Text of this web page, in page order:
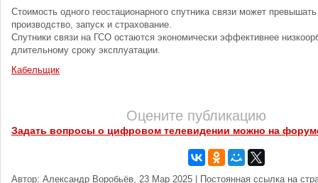
Стоимость одного геостационарного спутника связи может
производство, запуск и страхование.
Спутники связи на ГСО остаются экономически эффективнее
длительному сроку эксплуатации.
Кабельщик
Оцените публикацию
Задать вопросы о цифровом телевидении можно на
Автор: Александр Воробьёв, 23 Мар 2025 | Постоянная ссылка на